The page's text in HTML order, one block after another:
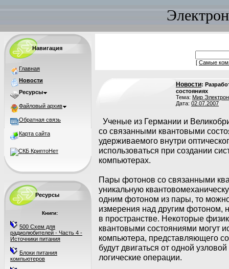
Навигация
Главная
Новости
Ресурсы
Файловый архив
Обратная связь
Карта сайта
Ресурсы
Книги:
500 Схем для
радиолюбителей - Часть 4 -
Источники питания
Блоки питания
компьютеров
[ Самые
Новости:
состояниях
Тема: Мир
Дата: 02.07.2007
Ученые из Германии и
со связанными квантовыми
удерживаемого внутри
использоваться при создании
компьютерах.
Пары фотонов со связанными
уникальную
одним фотоном из пары, то можно
измерения над другим фотоном,
в пространстве. Некоторые
квантовыми состояниями могут
компьютера, представляющего
будут двигаться от одной
логические операции.